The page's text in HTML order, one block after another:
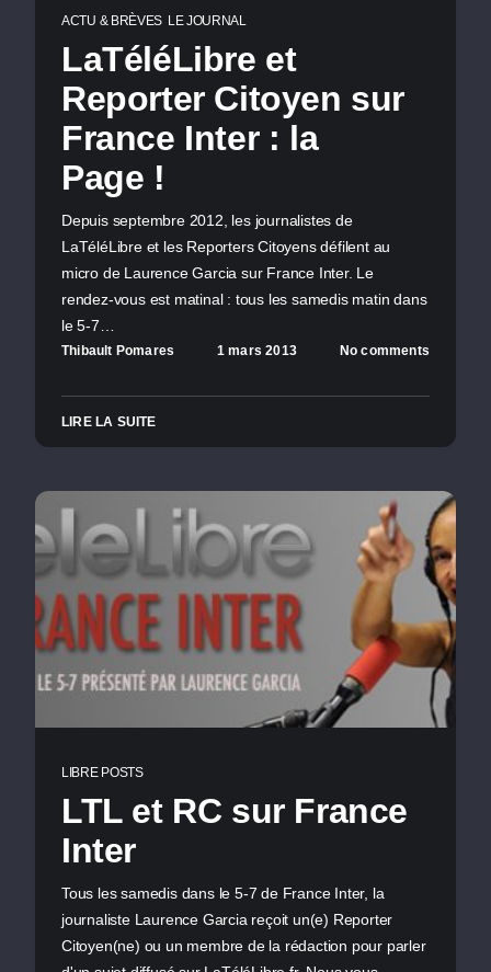
ACTU & BRÈVES LE JOURNAL
LaTéléLibre et
Reporter Citoyen sur
France Inter : la
Page !
Depuis septembre 2012, les journalistes de
LaTéléLibre et les Reporters Citoyens défilent au
micro de Laurence Garcia sur France Inter. Le
rendez-vous est matinal : tous les samedis matin dans
le 5-7…
Thibault Pomares 1 mars 2013 No comments
LIRE LA SUITE
LIBRE POSTS
LTL et RC sur France
Inter
Tous les samedis dans le 5-7 de France Inter, la
journaliste Laurence Garcia reçoit un(e) Reporter
Citoyen(ne) ou un membre de la rédaction pour parler